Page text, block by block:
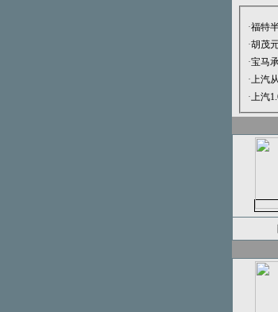
·福特
·胡茂
·宝马
·上汽
·上汽